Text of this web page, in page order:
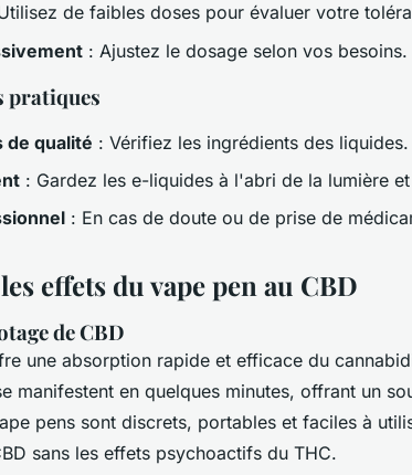
de faibles doses pour évaluer votre
: Ajustez le dosage selon vos besoins.
pratiques
de qualité : Vérifiez les ingrédients des liquides.
: Gardez les e-liquides à l'abri de la lumière
: En cas de doute ou de prise de
effets du vape pen au CBD
de CBD
une absorption rapide et efficace du
manifestent en quelques minutes, offrant un
pens sont discrets, portables et faciles à
sans les effets psychoactifs du THC.